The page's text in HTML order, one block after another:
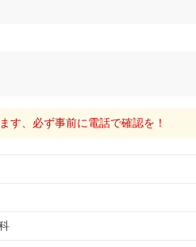
す、必ず事前に電話で確認を！